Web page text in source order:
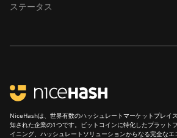
ステータス
NiceHashは、世界有数のハッシュレートマーケットプレイ
知された企業の1つです。ビットコインに特化したプラット
イニング、ハッシュレートソリューションからなる完全な